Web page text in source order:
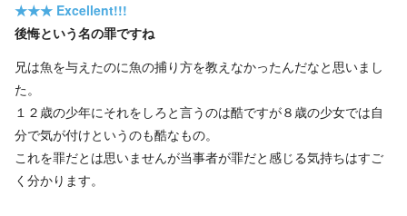
★★★ Excellent!!!
後悔という名の罪ですね
兄は魚を与えたのに魚の捕り方を教えなかったんだなと思いまし
た。
１２歳の少年にそれをしろと言うのは酷ですが８歳の少女では自
分で気が付けというのも酷なもの。
これを罪だとは思いませんが当事者が罪だと感じる気持ちはすご
く分かります。